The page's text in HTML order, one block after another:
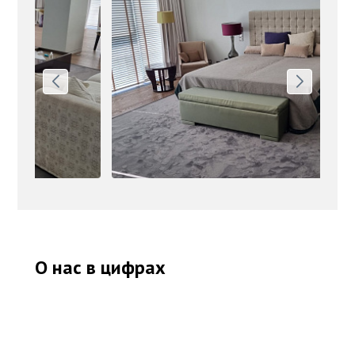
О нас в цифрах